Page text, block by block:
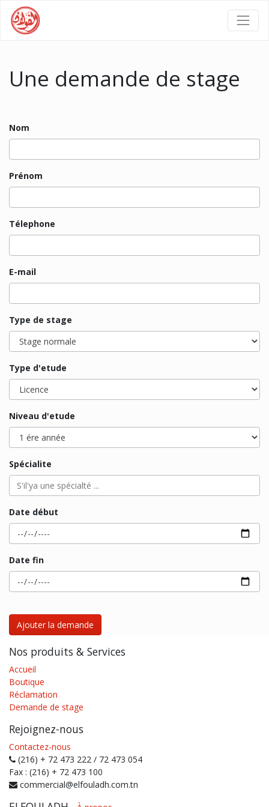
Une demande de stage
Nom
Prénom
Télephone
E-mail
Type de stage
Type d'etude
Niveau d'etude
Spécialite
Date début
Date fin
Ajouter la demande
Nos produits & Services
Accueil
Boutique
Réclamation
Demande de stage
Rejoignez-nous
Contactez-nous
(216) + 72 473 222 / 72 473 054
Fax : (216) + 72 473 100
commercial@elfouladh.com.tn